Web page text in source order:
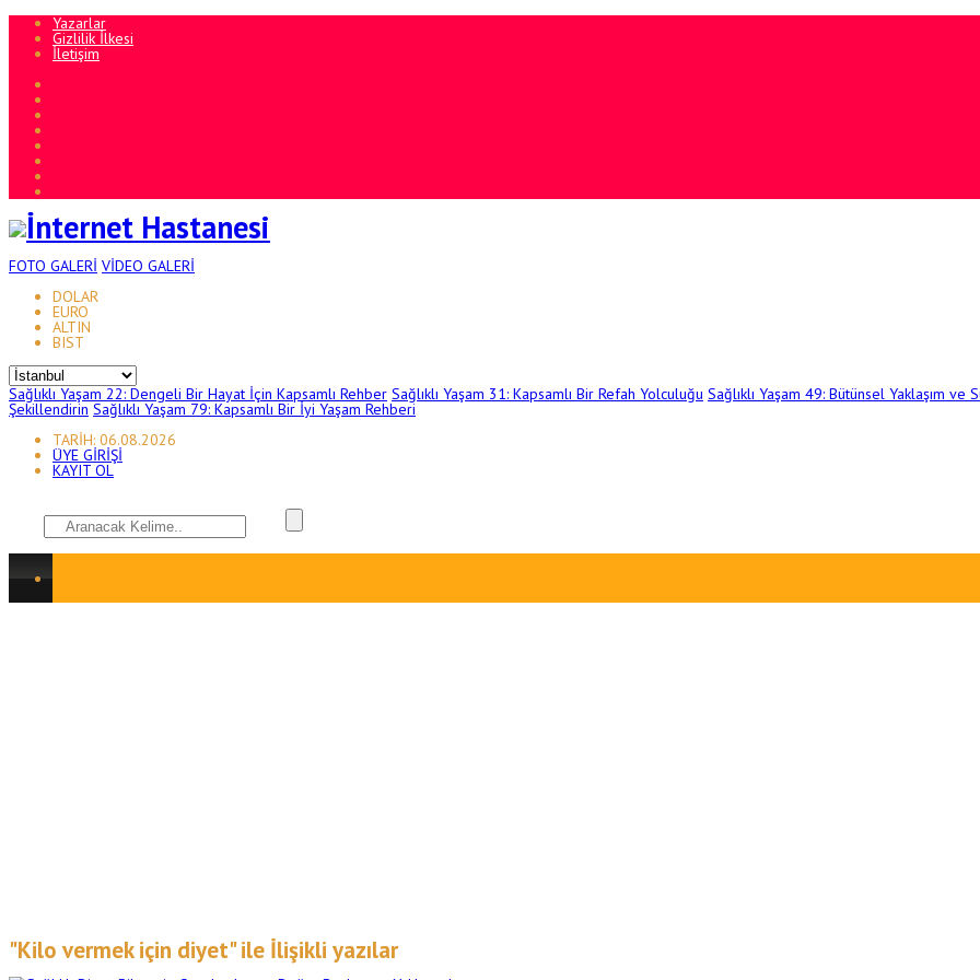
Yazarlar
Gizlilik İlkesi
İletişim
FOTO GALERİ VİDEO GALERİ
DOLAR
EURO
ALTIN
BIST
Sağlıklı Yaşam 22: Dengeli Bir Hayat İçin Kapsamlı Rehber Sağlıklı Yaşam 31: Kapsamlı Bir Refah Yolculuğu Sağlıklı Yaşam 49: Bütünsel Yaklaşım ve
Şekillendirin Sağlıklı Yaşam 79: Kapsamlı Bir İyi Yaşam Rehberi
TARİH: 06.08.2026
ÜYE GİRİŞİ
KAYIT OL
"Kilo vermek için diyet" ile İlişikli yazılar